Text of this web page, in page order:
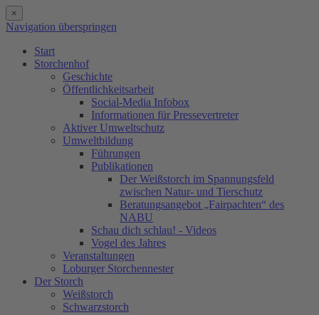
×
Navigation überspringen
Start
Storchenhof
Geschichte
Öffentlichkeitsarbeit
Social-Media Infobox
Informationen für Pressevertreter
Aktiver Umweltschutz
Umweltbildung
Führungen
Publikationen
Der Weißstorch im Spannungsfeld
zwischen Natur- und Tierschutz
Beratungsangebot „Fairpachten“ des
NABU
Schau dich schlau! - Videos
Vogel des Jahres
Veranstaltungen
Loburger Storchennester
Der Storch
Weißstorch
Schwarzstorch